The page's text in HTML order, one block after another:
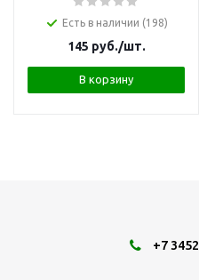
Есть в наличии (198)
145 руб./шт.
В корзину
+7 3452